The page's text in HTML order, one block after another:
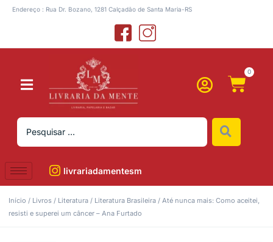
Endereço : Rua Dr. Bozano, 1281 Calçadão de Santa Maria-RS
0
livrariadamentesm
Início / Livros / Literatura / Literatura Brasileira / Até nunca mais: Como aceitei,
resisti e superei um câncer – Ana Furtado